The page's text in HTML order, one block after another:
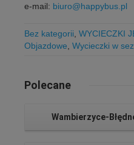
e-mail: biuro@happybus.pl
Bez kategorii, WYCIECZKI
Objazdowe, Wycieczki w
Polecane
Wambierzyce-